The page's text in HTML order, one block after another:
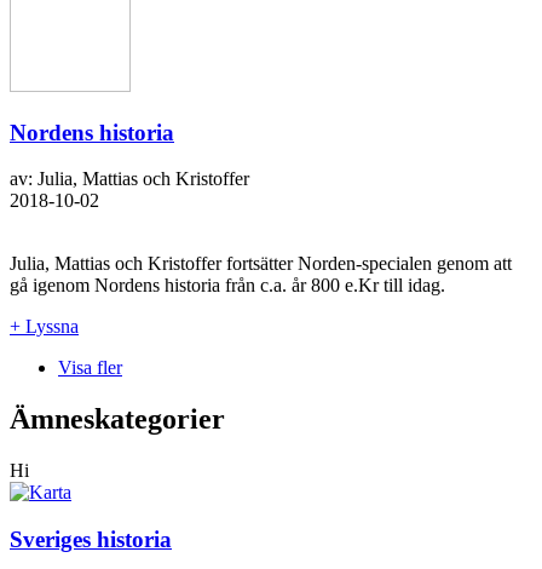
Nordens historia
av: Julia, Mattias och Kristoffer
2018-10-02
Julia, Mattias och Kristoffer fortsätter Norden-specialen genom att
gå igenom Nordens historia från c.a. år 800 e.Kr till idag.
+ Lyssna
Visa fler
Ämneskategorier
Hi
Sveriges historia